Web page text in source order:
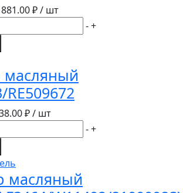
₽ / шт
-+
масляный
RE509672
₽ / шт
-+
масляный